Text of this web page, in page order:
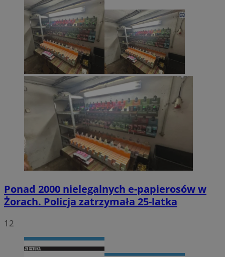
Ponad 2000 nielegalnych e-papierosów w
Żorach. Policja zatrzymała 25-latka
12